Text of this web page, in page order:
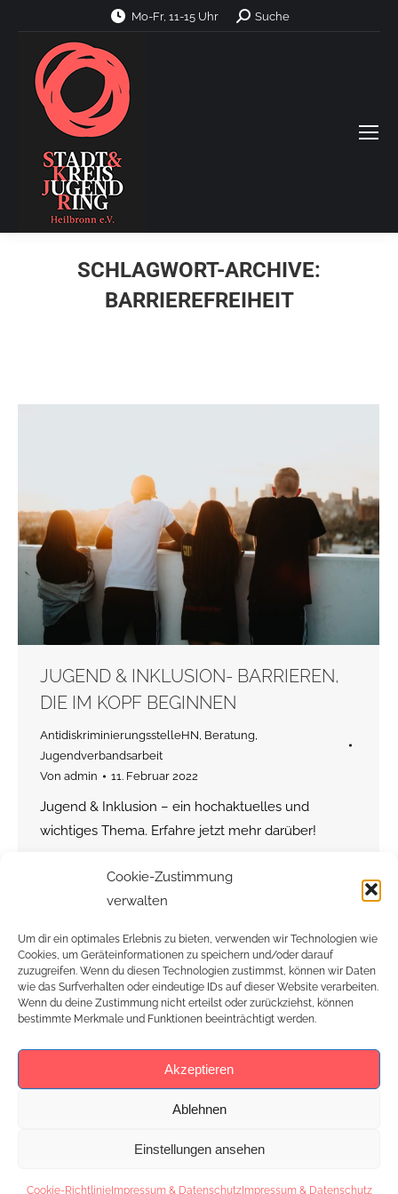
Cookie-Zustimmung
verwalten
Um dir ein optimales Erlebnis zu bieten, verwenden wir Technologien wie
Cookies, um Geräteinformationen zu speichern und/oder darauf
zuzugreifen. Wenn du diesen Technologien zustimmst, können wir Daten
wie das Surfverhalten oder eindeutige IDs auf dieser Website verarbeiten.
Wenn du deine Zustimmung nicht erteilst oder zurückziehst, können
bestimmte Merkmale und Funktionen beeinträchtigt werden.
Akzeptieren
Ablehnen
Einstellungen ansehen
Cookie-RichtlinieImpressum & DatenschutzImpressum & Datenschutz
Mo-Fr, 11-15 Uhr Search:
Suche
SCHLAGWORT-ARCHIVE:
BARRIEREFREIHEIT
JUGEND & INKLUSION- BARRIEREN,
DIE IM KOPF BEGINNEN
AntidiskriminierungsstelleHN, Beratung,
Jugendverbandsarbeit
Von admin 11. Februar 2022
Jugend & Inklusion – ein hochaktuelles und
wichtiges Thema. Erfahre jetzt mehr darüber!